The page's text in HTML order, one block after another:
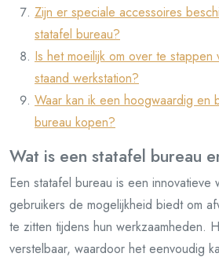
Zijn er speciale accessoires
statafel bureau?
Is het moeilijk om over te stappen
staand werkstation?
Waar kan ik een hoogwaardig en
bureau kopen?
Wat is een statafel bureau
Een statafel bureau is een innovatieve
gebruikers de mogelijkheid biedt om
te zitten tijdens hun werkzaamheden.
verstelbaar, waardoor het eenvoudig